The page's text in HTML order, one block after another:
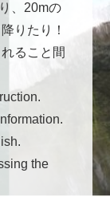
、20mの
りたり！
ること間
the